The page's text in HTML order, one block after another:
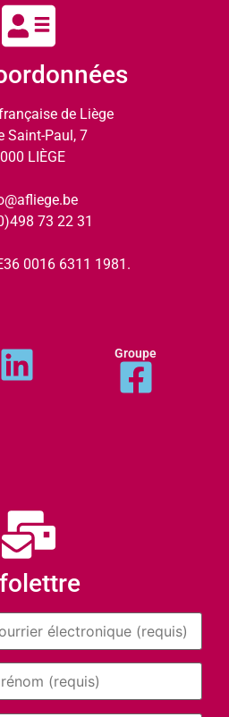
de Liège
Saint-Paul, 7
LIÈGE
73 22 31
0016 6311 1981.
Groupe